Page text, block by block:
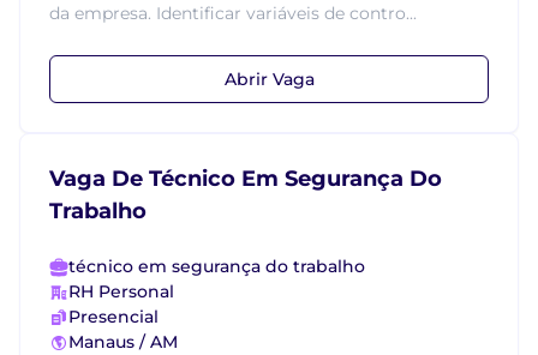
da empresa. Identificar variáveis de contro...
Abrir Vaga
Vaga De Técnico Em Segurança Do
Trabalho
técnico em segurança do trabalho
RH Personal
Presencial
Manaus / AM